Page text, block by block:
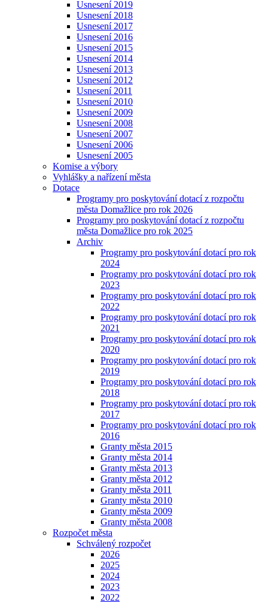
Usnesení 2019
Usnesení 2018
Usnesení 2017
Usnesení 2016
Usnesení 2015
Usnesení 2014
Usnesení 2013
Usnesení 2012
Usnesení 2011
Usnesení 2010
Usnesení 2009
Usnesení 2008
Usnesení 2007
Usnesení 2006
Usnesení 2005
Komise a výbory
Vyhlášky a nařízení města
Dotace
Programy pro poskytování dotací z rozpočtu
města Domažlice pro rok 2026
Programy pro poskytování dotací z rozpočtu
města Domažlice pro rok 2025
Archiv
Programy pro poskytování dotací pro rok
2024
Programy pro poskytování dotací pro rok
2023
Programy pro poskytování dotací pro rok
2022
Programy pro poskytování dotací pro rok
2021
Programy pro poskytování dotací pro rok
2020
Programy pro poskytování dotací pro rok
2019
Programy pro poskytování dotací pro rok
2018
Programy pro poskytování dotací pro rok
2017
Programy pro poskytování dotací pro rok
2016
Granty města 2015
Granty města 2014
Granty města 2013
Granty města 2012
Granty města 2011
Granty města 2010
Granty města 2009
Granty města 2008
Rozpočet města
Schválený rozpočet
2026
2025
2024
2023
2022